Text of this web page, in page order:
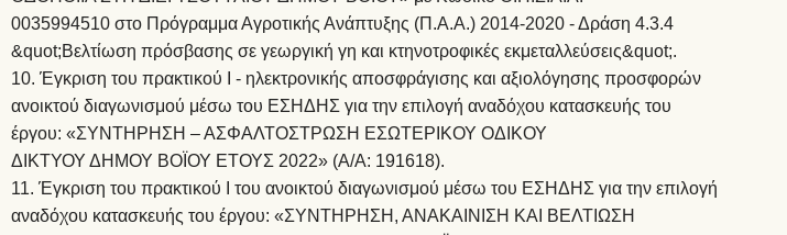
0035994510 στο Πρόγραμμα Αγροτικής Ανάπτυξης (Π.Α.Α.) 2014-2020 - Δράση 4.3.4
&quot;Βελτίωση πρόσβασης σε γεωργική γη και κτηνοτροφικές εκμεταλλεύσεις&quot;.
10. Έγκριση του πρακτικού Ι - ηλεκτρονικής αποσφράγισης και αξιολόγησης προσφορών
ανοικτού διαγωνισμού μέσω του ΕΣΗΔΗΣ για την επιλογή αναδόχου κατασκευής του
έργου: «ΣΥΝΤΗΡΗΣΗ – ΑΣΦΑΛΤΟΣΤΡΩΣΗ ΕΣΩΤΕΡΙΚΟΥ ΟΔΙΚΟΥ
ΔΙΚΤΥΟΥ ΔΗΜΟΥ ΒΟΪΟΥ ΕΤΟΥΣ 2022» (Α/Α: 191618).
11. Έγκριση του πρακτικού Ι του ανοικτού διαγωνισμού μέσω του ΕΣΗΔΗΣ για την επιλογή
αναδόχου κατασκευής του έργου: «ΣΥΝΤΗΡΗΣΗ, ΑΝΑΚΑΙΝΙΣΗ ΚΑΙ ΒΕΛΤΙΩΣΗ